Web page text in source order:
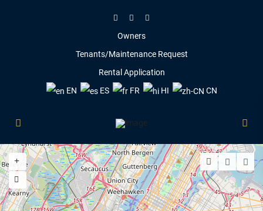
Owners
Tenants/Maintenance Request
Rental Application
EN
ES FR HI CN